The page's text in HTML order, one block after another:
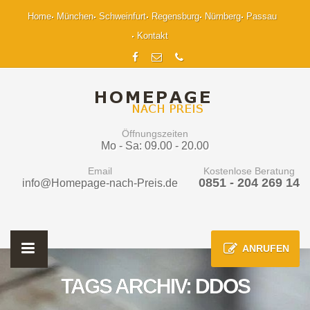
Home München Schweinfurt Regensburg Nürnberg
Passau
Kontakt
Öffnungszeiten
Mo - Sa: 09.00 - 20.00
Email
info@Homepage-nach-Preis.de
Kostenlose Beratung
0851 - 204 269 14
ANRUFEN
TAGS ARCHIV: DDOS